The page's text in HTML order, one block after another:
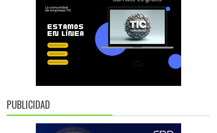
PUBLICIDAD